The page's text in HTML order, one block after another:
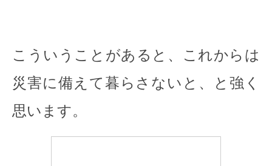
こういうことがあると、これからは
災害に備えて暮らさないと、と強く
思います。